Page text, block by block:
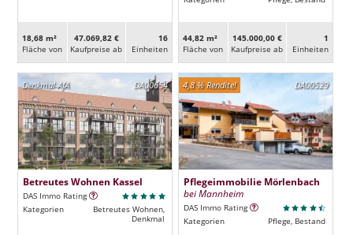
18,68 m²
Fläche von
47.069,82 €
Kaufpreise ab
16
Ein­heiten
44,82 m²
Fläche von
145.000,00 €
Kaufpreise ab
1
Ein­heiten
DA00654
Denkmal-AfA
Betreutes Wohnen Kassel
DAS Immo Rating
Kategorien
Betreutes Wohnen,
Denkmal
DA00529
4,8 % Rendite!
Pflegeimmobilie Mörlenbach
bei Mannheim
DAS Immo Rating
Kategorien
Pflege, Bestand